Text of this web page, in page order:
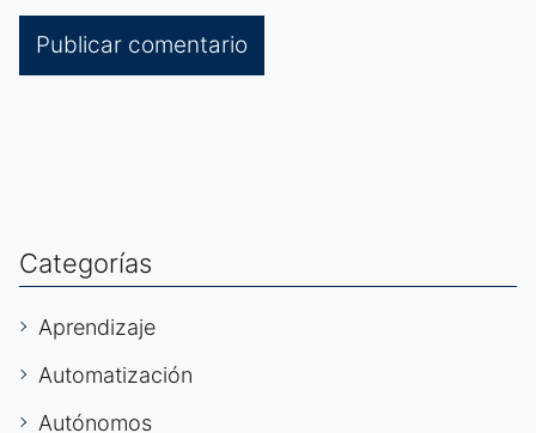
Categorías
Aprendizaje
Automatización
Autónomos